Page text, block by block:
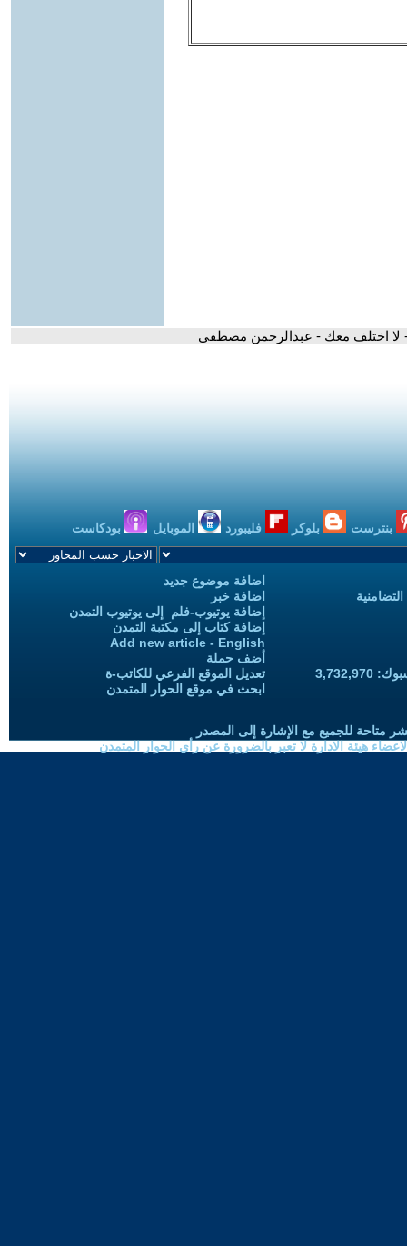
لا اختلف معك - عبدالرحمن مصطفى
بنترست بلوكر فليبورد الموبايل بودكاست
اضافة موضوع جديد
اضافة خبر
إضافة يوتيوب-فلم إلى يوتيوب التمدن
إضافة كتاب إلى مكتبة التمدن
Add new article - English
أضف حملة
تعديل الموقع الفرعي للكاتب-ة
ابحث في موقع الحوار المتمدن
متاحة للجميع مع الإشارة إلى المصدر
هيئة الادارة لا تعبر بالضرورة عن رأي الحوار المتمدن